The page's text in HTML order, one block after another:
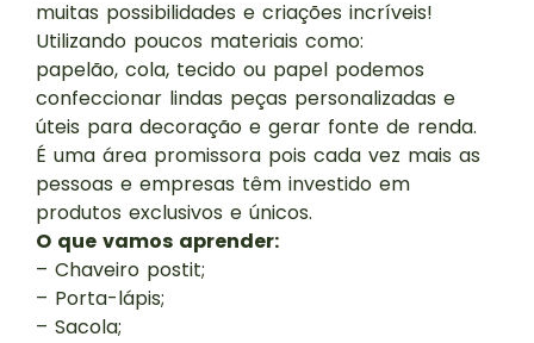
muitas possibilidades e criações incríveis!
Utilizando poucos materiais como:
papelão, cola, tecido ou papel podemos
confeccionar lindas peças personalizadas e
úteis para decoração e gerar fonte de renda.
É uma área promissora pois cada vez mais as
pessoas e empresas têm investido em
produtos exclusivos e únicos.
O que vamos aprender:
– Chaveiro postit;
– Porta-lápis;
– Sacola;